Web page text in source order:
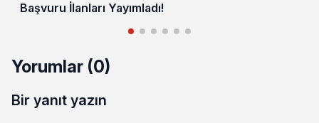
Başvuru İlanları Yayımladı!
Yorumlar (0)
Bir yanıt yazın